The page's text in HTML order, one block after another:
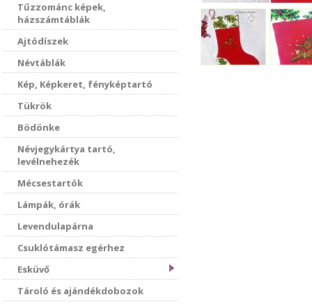
Tűzzománc képek,
házszámtáblák
Ajtódíszek
Névtáblák
Kép, Képkeret, fényképtartó
Tükrök
Bödönke
Névjegykártya tartó,
levélnehezék
Mécsestartók
Lámpák, órák
Levendulapárna
Csuklótámasz egérhez
Esküvő
Tároló és ajándékdobozok